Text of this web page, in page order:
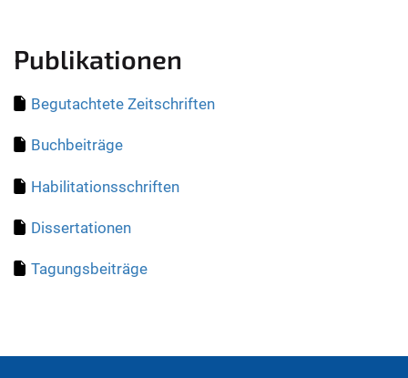
Publikationen
Begutachtete Zeitschriften
Buchbeiträge
Habilitationsschriften
Dissertationen
Tagungsbeiträge